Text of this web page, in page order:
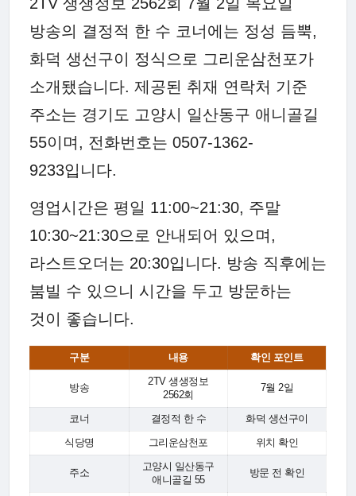
방송의 결정적 한 수 코너에는 정성 듬뿍,
화덕 생선구이 정식으로 그리운삼천포가
소개됐습니다. 제공된 취재 연락처 기준
주소는 경기도 고양시 일산동구 애니골길
55이며, 전화번호는 0507-1362-
9233입니다.
영업시간은 평일 11:00~21:30, 주말
10:30~21:30으로 안내되어 있으며,
라스트오더는 20:30입니다. 방송 직후에는
붐빌 수 있으니 시간을 두고 방문하는
것이 좋습니다.
구분 내용 확인 포인트
방송
2TV 생생정보
2562회
7월 2일
코너 결정적 한 수 화덕 생선구이
식당명 그리운삼천포 위치 확인
주소
고양시 일산동구
애니골길 55
방문 전 확인